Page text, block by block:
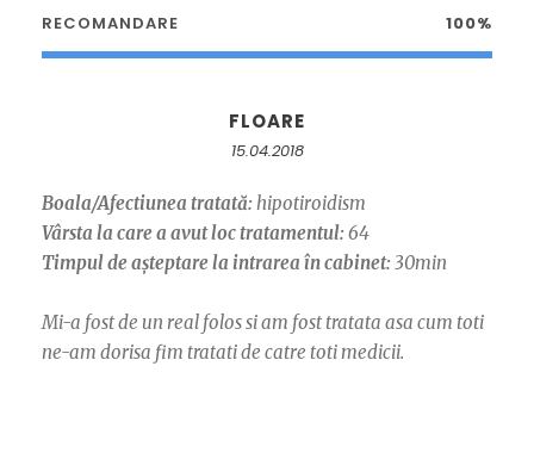
RECOMANDARE 100%
FLOARE
15.04.2018
Boala/Afectiunea tratată: hipotiroidism
Vârsta la care a avut loc tratamentul: 64
Timpul de așteptare la intrarea în cabinet: 30min
Mi-a fost de un real folos si am fost tratata asa cum toti
ne-am dorisa fim tratati de catre toti medicii.